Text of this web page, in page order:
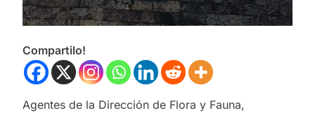
Compartilo!
Agentes de la Dirección de Flora y Fauna,